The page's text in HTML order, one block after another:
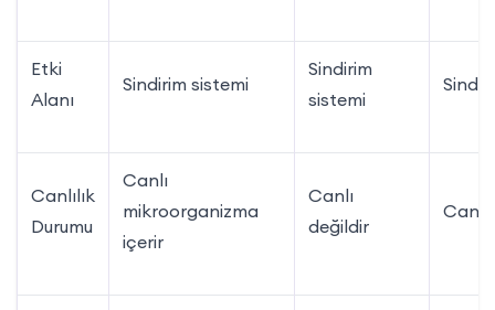
Etki
Alanı
Sindirim sistemi
Sindirim
sistemi
Canlılık
Durumu
Canlı
mikroorganizma
içerir
Canlı
değildir
Canlı